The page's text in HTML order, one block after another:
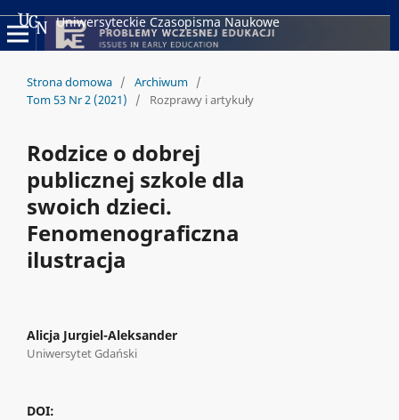
Uniwersyteckie Czasopisma Naukowe
Strona domowa / Archiwum /
Tom 53 Nr 2 (2021)
/ Rozprawy i artykuły
Rodzice o dobrej
publicznej szkole dla
swoich dzieci.
Fenomenograficzna
ilustracja
Alicja Jurgiel-Aleksander
Uniwersytet Gdański
DOI: